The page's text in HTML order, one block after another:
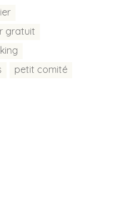
gratuit
petit comité